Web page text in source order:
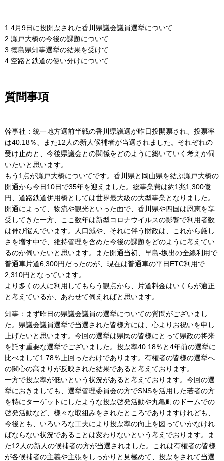
1.4月9日に投開票された香川県議会議員選挙について
2.瀬戸大橋の今後の課題について
3.徳島県知事選挙の結果を受けて
4.空路と鉄道の使い分けについて
質問事項
幹事社：統一地方選前半戦の香川県議選が昨日投開票され、投票率
は40.18％、また12人の新人候補者が当選されました。それぞれの
受け止めと、今後県議会との関係をどのように築いていく考えか伺
いたいと思います。
もう1点が瀬戸大橋についてです。香川県と岡山県を結ぶ瀬戸大橋の
開通から今日10日で35年を迎えました。総事業費は約1兆1,300億
円、道路鉄道併用橋としては世界最大級の大型事業となりました。
開通によって、物流や観光といった面で、香川県や四国は恩恵を享
受してきた一方、ここ数年は新型コロナウイルスの影響で利用者数
は伸び悩んでいます。人口減や、それに伴う財政は、これから厳し
さを増す中で、維持管理を含めた今後の課題をどのように考えてい
るのか伺いたいと思います。また開通当初、早島-坂出の全線利用で
普通車片道6,300円だったのが、現在は普通車の平日ETC利用で
2,310円となっています。
より多くの人に利用してもらう観点から、片道料金はいくらが適正
と考えているか、あわせて伺えればと思います。
知事：まず昨日の県議会議員の選挙についての質問がございまし
た。県議会議員選挙で当選された皆様方には、心よりお祝いを申し
上げたいと思います。今回の選挙は県民の皆様にとって県政の将来
を託す重要な選挙でございました。投票率40.18％と4年前の選挙に
比べまして1.78％上回ったわけであります。有権者の皆様の選挙へ
の関心の高まりが反映された結果であると考えております。
一方で投票率が低いという状況があると考えております。今回の選
挙におきましても、選挙管理委員会の方でSNSを活用した若者の方
を特にターゲットにしたような投票啓発活動や丸亀町のドームでの
啓発活動など、様々な取組みをされたところでありますけれども、
今後とも、いろいろな工夫により投票率の向上を図っていかなけれ
ばならない状況であることは変わりないという考えでおります。ま
た12人の新人の候補者の方が当選されました。これは有権者の皆様
が各候補者の主義や主張をしっかりと見極めて、投票をされて当選